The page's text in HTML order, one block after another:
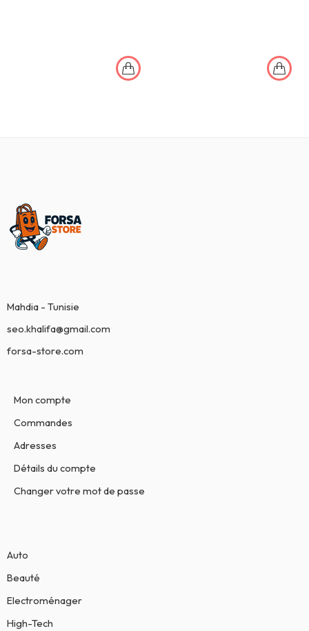
Mahdia - Tunisie
seo.khalifa@gmail.com
forsa-store.com
Mon compte
Commandes
Adresses
Détails du compte
Changer votre mot de passe
Auto
Beauté
Electroménager
High-Tech